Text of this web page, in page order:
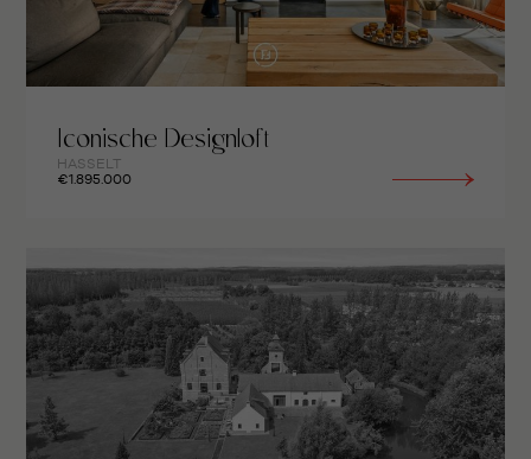
Iconische Designloft
HASSELT
€1.895.000